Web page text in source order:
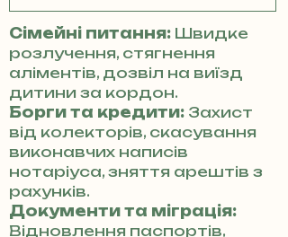
Сімейні питання: Швидке
розлучення, стягнення
аліментів, дозвіл на виїзд
дитини за кордон.
Борги та кредити: Захист
від колекторів, скасування
виконавчих написів
нотаріуса, зняття арештів з
рахунків.
Документи та міграція:
Відновлення паспортів,